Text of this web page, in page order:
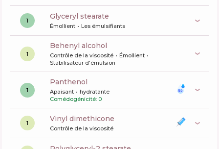
1 glyceryl stearate
Émollient Les émulsifiants
1
behenyl alcohol
Contrôle de la viscosité
Émollient
Stabilisateur d'émulsion
1
panthenol
Apaisant
hydratante
Comédogénicité: 0
1 vinyl dimethicone
Contrôle de la viscosité